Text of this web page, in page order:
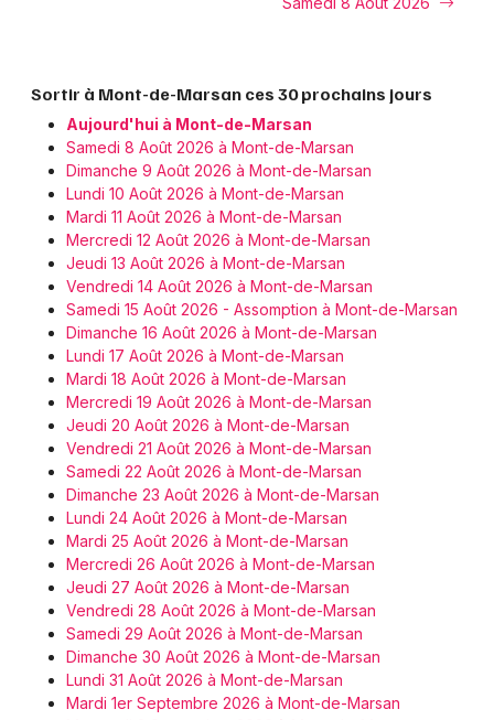
Sortir à Mont-de-Marsan ces 30 prochains jours
Aujourd'hui à Mont-de-Marsan
Samedi 8 Août 2026 à Mont-de-Marsan
Dimanche 9 Août 2026 à Mont-de-Marsan
Lundi 10 Août 2026 à Mont-de-Marsan
Mardi 11 Août 2026 à Mont-de-Marsan
Mercredi 12 Août 2026 à Mont-de-Marsan
Jeudi 13 Août 2026 à Mont-de-Marsan
Vendredi 14 Août 2026 à Mont-de-Marsan
Samedi 15 Août 2026 - Assomption à Mont-de-Marsan
Dimanche 16 Août 2026 à Mont-de-Marsan
Lundi 17 Août 2026 à Mont-de-Marsan
Mardi 18 Août 2026 à Mont-de-Marsan
Mercredi 19 Août 2026 à Mont-de-Marsan
Jeudi 20 Août 2026 à Mont-de-Marsan
Vendredi 21 Août 2026 à Mont-de-Marsan
Samedi 22 Août 2026 à Mont-de-Marsan
Dimanche 23 Août 2026 à Mont-de-Marsan
Lundi 24 Août 2026 à Mont-de-Marsan
Mardi 25 Août 2026 à Mont-de-Marsan
Mercredi 26 Août 2026 à Mont-de-Marsan
Jeudi 27 Août 2026 à Mont-de-Marsan
Vendredi 28 Août 2026 à Mont-de-Marsan
Samedi 29 Août 2026 à Mont-de-Marsan
Dimanche 30 Août 2026 à Mont-de-Marsan
Lundi 31 Août 2026 à Mont-de-Marsan
Mardi 1er Septembre 2026 à Mont-de-Marsan